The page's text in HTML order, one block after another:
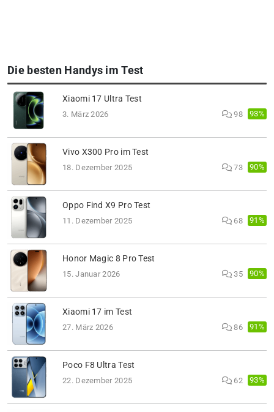
Die besten Handys im Test
Xiaomi 17 Ultra Test
3. März 2026 98 93%
Vivo X300 Pro im Test
18. Dezember 2025 73 90%
Oppo Find X9 Pro Test
11. Dezember 2025 68 91%
Honor Magic 8 Pro Test
15. Januar 2026 35 90%
Xiaomi 17 im Test
27. März 2026 86 91%
Poco F8 Ultra Test
22. Dezember 2025 62 93%